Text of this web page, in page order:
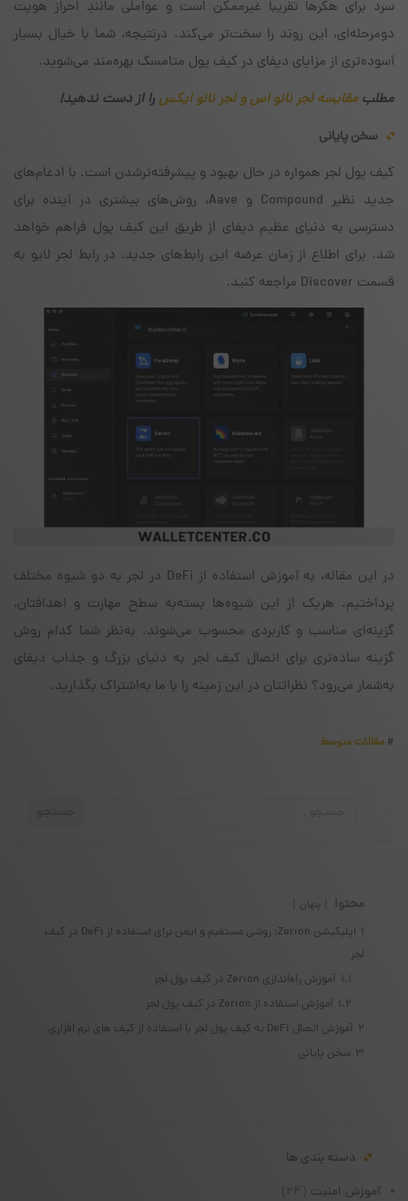
سرد برای هکرها تقریبا غیرممکن است و عواملی مانندِ احراز هویت
دومرحله‌ای، این روند را سخت‌تر می‌کند. درنتیجه، شما با خیال بسیار
آسوده‌تری از مزایای دیفای در کیف پول متامسک بهره‌مند می‌شوید.
مطلب مقایسه لجر نانو اس و لجر نانو ایکس را از دست ندهید!
سخن پایانی
کیف پول لجر همواره در حال بهبود و پیشرفته‌ترشدن است. با ادغام‌های
جدید نظیر Compound و Aave، روش‌های بیشتری در آینده برای
دسترسی به دنیای عظیم دیفای از طریق این کیف پول فراهم خواهد
شد. برای اطلاع از زمان عرضه این رابط‌های جدید، در رابط لجر لایو به
قسمت Discover مراجعه کنید.
در این مقاله، به آموزش استفاده از DeFi در لجر به دو شیوه‌ مختلف
پرداختیم. هریک از این شیوه‌ها بسته‌به سطح مهارت و اهدافتان،
گزینه‌ای مناسب و کاربردی محسوب می‌شوند. به‌نظر شما کدام روش
گزینه‌ ساده‌تری برای اتصال کیف لجر به دنیای بزرگ و جذاب دیفای
به‌شمار می‌رود؟ نظراتتان در این زمینه را با ما به‌اشتراک بگذارید.
# مقالات متوسط
جستجو
محتوا پنهان
1
اپلیکیشن Zerion: روشی مستقیم و ایمن برای استفاده از DeFi در کیف
لجر
1.1 آموزش راه‌اندازی Zerion در کیف پول لجر
1.2 آموزش استفاده از Zerion در کیف پول لجر
2 آموزش اتصال DeFi به کیف پول لجر با استفاده از کیف های نرم افزاری
3 سخن پایانی
دسته بندی ها
آموزش امنیت (۲۴)